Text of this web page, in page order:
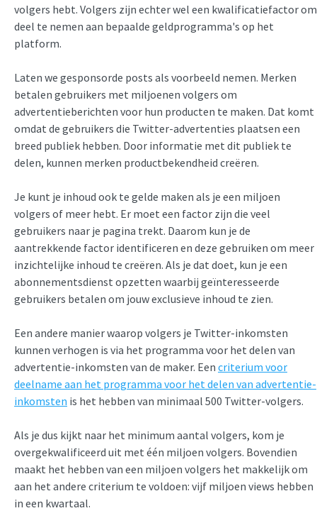
volgers hebt. Volgers zijn echter wel een kwalificatiefactor om
deel te nemen aan bepaalde geldprogramma's op het
platform.
Laten we gesponsorde posts als voorbeeld nemen. Merken
betalen gebruikers met miljoenen volgers om
advertentieberichten voor hun producten te maken. Dat komt
omdat de gebruikers die Twitter-advertenties plaatsen een
breed publiek hebben. Door informatie met dit publiek te
delen, kunnen merken productbekendheid creëren.
Je kunt je inhoud ook te gelde maken als je een miljoen
volgers of meer hebt. Er moet een factor zijn die veel
gebruikers naar je pagina trekt. Daarom kun je de
aantrekkende factor identificeren en deze gebruiken om meer
inzichtelijke inhoud te creëren. Als je dat doet, kun je een
abonnementsdienst opzetten waarbij geïnteresseerde
gebruikers betalen om jouw exclusieve inhoud te zien.
Een andere manier waarop volgers je Twitter-inkomsten
kunnen verhogen is via het programma voor het delen van
advertentie-inkomsten van de maker. Een criterium voor
deelname aan het programma voor het delen van advertentie-
inkomsten is het hebben van minimaal 500 Twitter-volgers.
Als je dus kijkt naar het minimum aantal volgers, kom je
overgekwalificeerd uit met één miljoen volgers. Bovendien
maakt het hebben van een miljoen volgers het makkelijk om
aan het andere criterium te voldoen: vijf miljoen views hebben
in een kwartaal.